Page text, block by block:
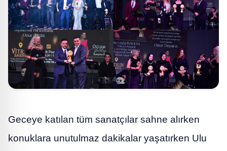
Geceye katılan tüm sanatçılar sahne alırken
konuklara unutulmaz dakikalar yaşatırken Ulu